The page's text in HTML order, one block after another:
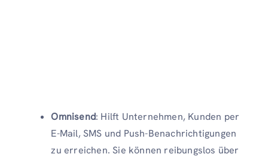
Omnisend: Hilft Unternehmen, Kunden per
E-Mail, SMS und Push-Benachrichtigungen
zu erreichen. Sie können reibungslos über